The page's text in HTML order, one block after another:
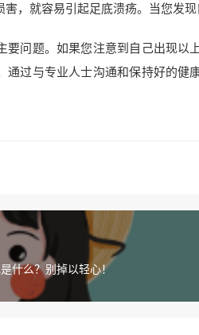
，就容易引起足底溃疡。当您发
要问题。如果您注意到自己出现以
通过与专业人士沟通和保持好的健
什么？别掉以轻心！